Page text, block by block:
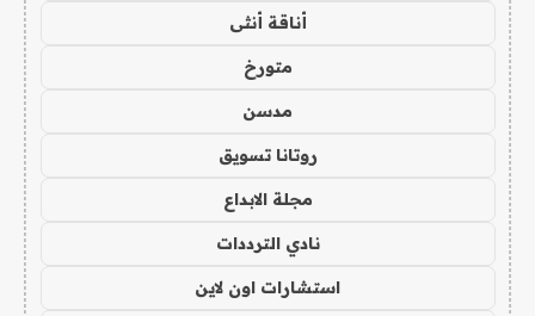
أناقة أنثى
متورخ
مدسن
روتانا تسويق
مجلة الابداع
نادي الترددات
استشارات اون لاين